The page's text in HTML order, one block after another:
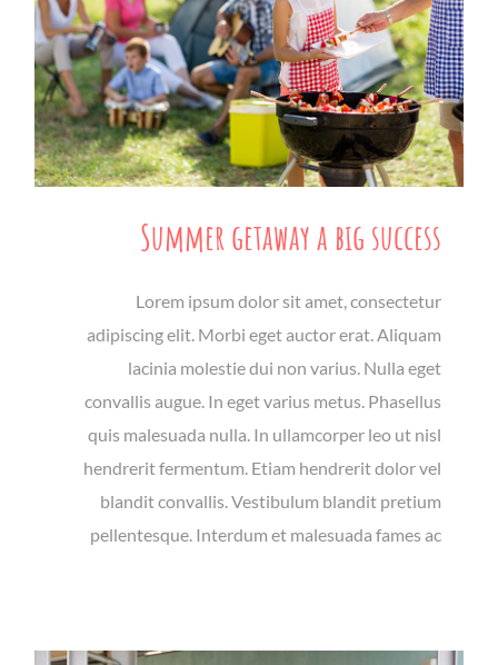
Summer getaway a big success
Lorem ipsum dolor sit amet, consectetur
adipiscing elit. Morbi eget auctor erat. Aliquam
lacinia molestie dui non varius. Nulla eget
convallis augue. In eget varius metus. Phasellus
quis malesuada nulla. In ullamcorper leo ut nisl
hendrerit fermentum. Etiam hendrerit dolor vel
blandit convallis. Vestibulum blandit pretium
pellentesque. Interdum et malesuada fames ac